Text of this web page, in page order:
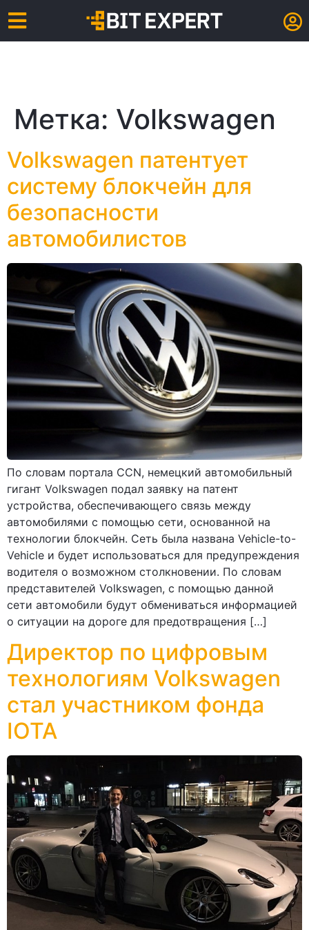
Метка: Volkswagen
Volkswagen патентует
систему блокчейн для
безопасности
автомобилистов
По словам портала CCN, немецкий автомобильный
гигант Volkswagen подал заявку на патент
устройства, обеспечивающего связь между
автомобилями с помощью сети, основанной на
технологии блокчейн. Сеть была названа Vehicle-to-
Vehicle и будет использоваться для предупреждения
водителя о возможном столкновении. По словам
представителей Volkswagen, с помощью данной
сети автомобили будут обмениваться информацией
о ситуации на дороге для предотвращения […]
Директор по цифровым
технологиям Volkswagen
стал участником фонда
IOTA